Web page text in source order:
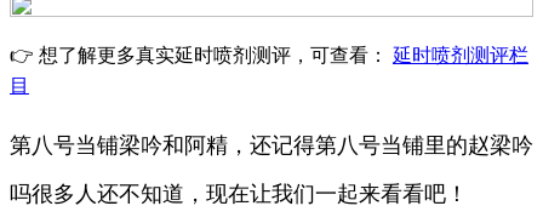
👉 想了解更多真实延时喷剂测评，可查看： 延时喷剂测评栏
目
第八号当铺梁吟和阿精，还记得第八号当铺里的赵梁吟
吗很多人还不知道，现在让我们一起来看看吧！